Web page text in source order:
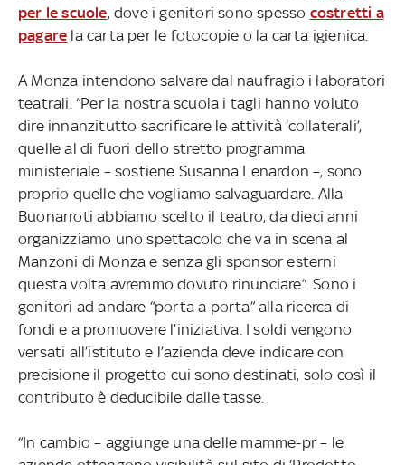
per le scuole, dove i genitori sono spesso costretti a
pagare la carta per le fotocopie o la carta igienica.
A Monza intendono salvare dal naufragio i laboratori
teatrali. “Per la nostra scuola i tagli hanno voluto
dire innanzitutto sacrificare le attività ‘collaterali’,
quelle al di fuori dello stretto programma
ministeriale – sostiene Susanna Lenardon –, sono
proprio quelle che vogliamo salvaguardare. Alla
Buonarroti abbiamo scelto il teatro, da dieci anni
organizziamo uno spettacolo che va in scena al
Manzoni di Monza e senza gli sponsor esterni
questa volta avremmo dovuto rinunciare”. Sono i
genitori ad andare “porta a porta” alla ricerca di
fondi e a promuovere l’iniziativa. I soldi vengono
versati all’istituto e l’azienda deve indicare con
precisione il progetto cui sono destinati, solo così il
contributo è deducibile dalle tasse.
“In cambio – aggiunge una delle mamme-pr – le